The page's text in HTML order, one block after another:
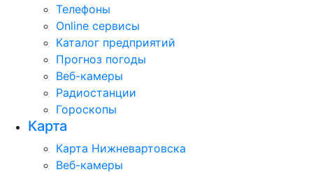
Телефоны
Online сервисы
Каталог предприятий
Прогноз погоды
Веб-камеры
Радиостанции
Гороскопы
Карта
Карта Нижневартовска
Веб-камеры